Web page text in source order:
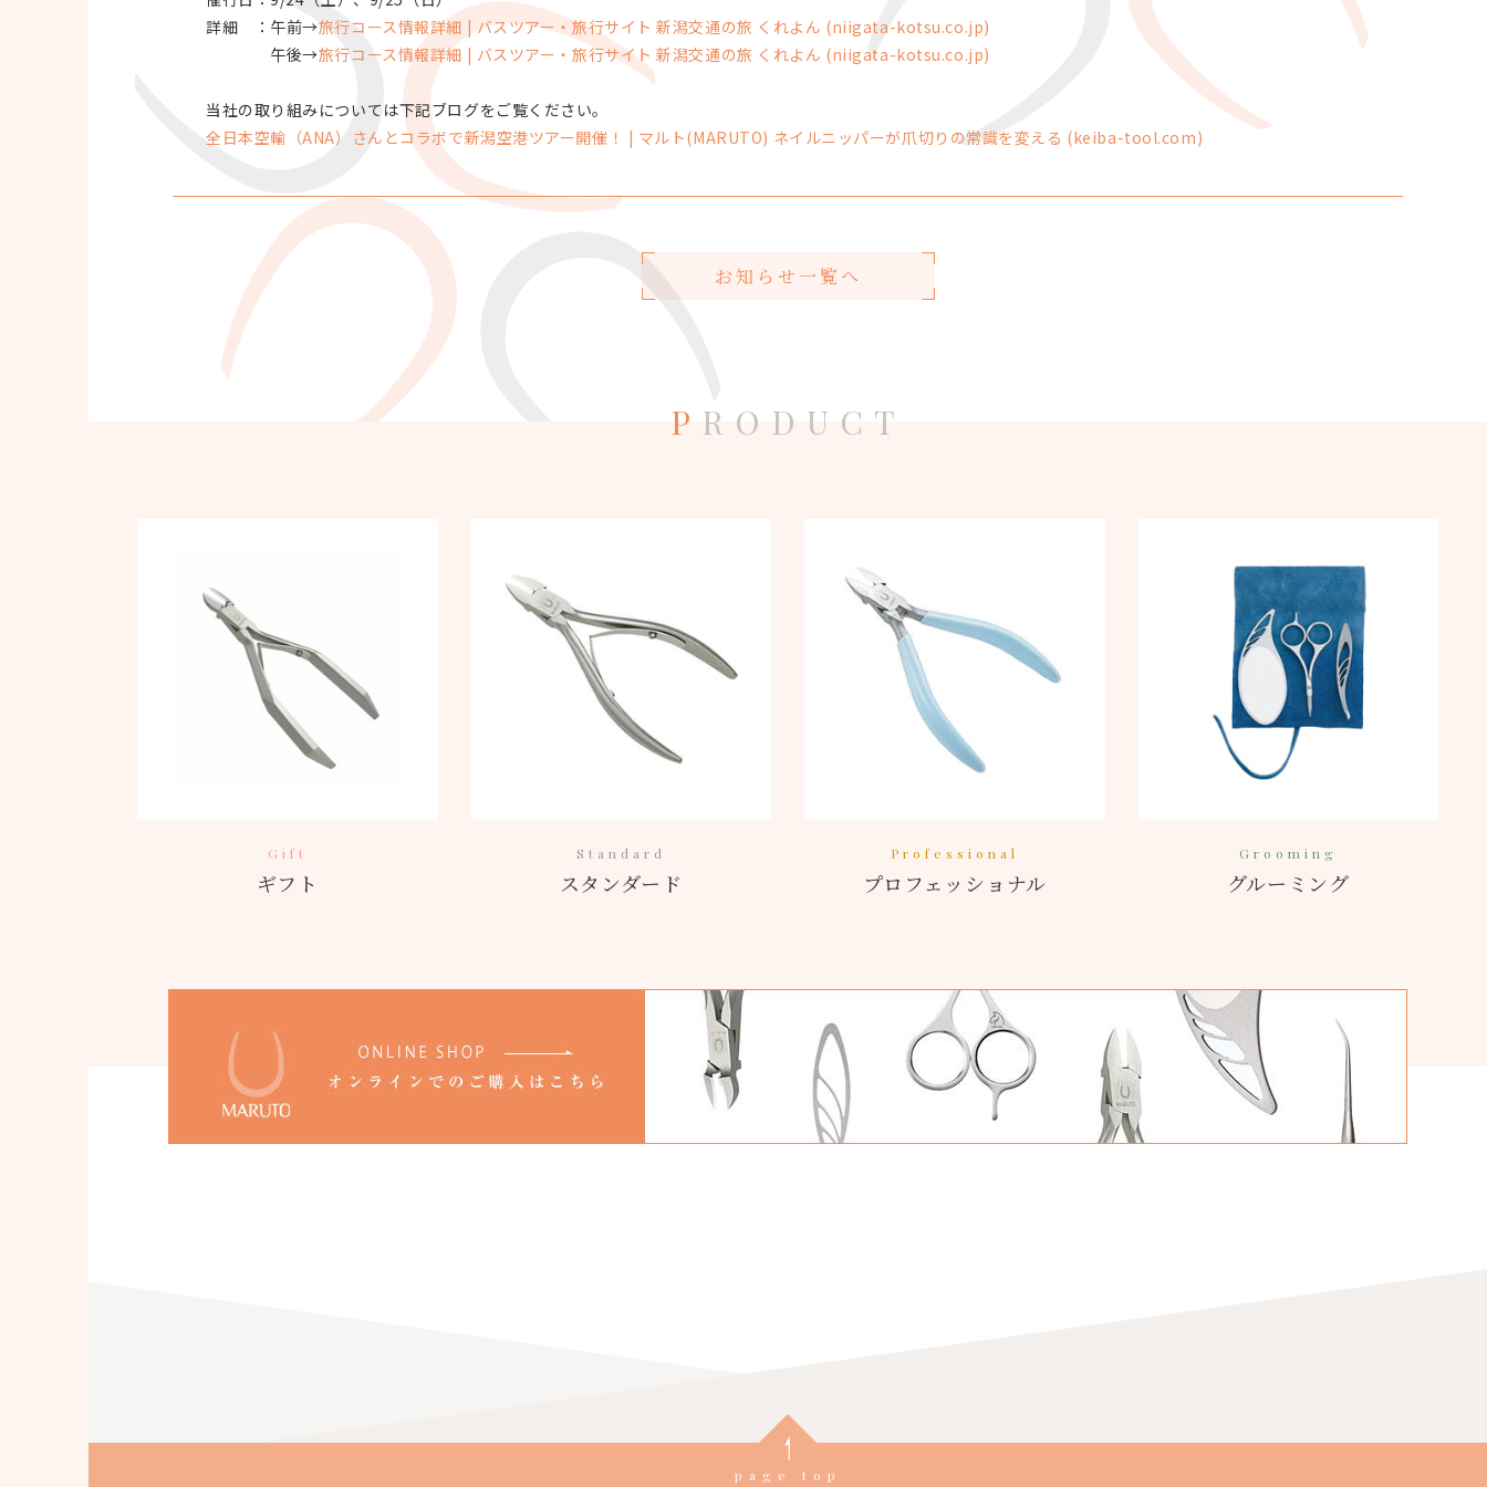
詳細 ：午前→旅行コース情報詳細 | バスツアー・旅行サイト 新潟交通の旅 くれよん (niigata-kotsu.co.jp)
午後→旅行コース情報詳細 | バスツアー・旅行サイト 新潟交通の旅 くれよん (niigata-kotsu.co.jp)
当社の取り組みについては下記ブログをご覧ください。
全日本空輸（ANA）さんとコラボで新潟空港ツアー開催！ | マルト(MARUTO) ネイルニッパーが爪切りの常識を変える (keiba-tool.com)
お知らせ一覧へ
P RODUCT
Gift
ギフト
Standard
スタンダード
Professional
プロフェッショナル
Grooming
グルーミング
page top